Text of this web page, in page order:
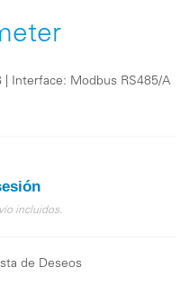
| Interface: Modbus RS485/A
incluidos.
de Deseos